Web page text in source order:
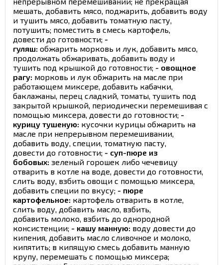
мешать, добавить мясо, поджарить, добавить воду
и тушить мясо, добавить томатную пасту,
потушить; поместить в смесь картофель,
довести до готовности; -
гуляш: обжарить морковь и лук, добавить мясо,
продолжать обжаривать, добавить воду и
тушить под крышкой до готовности; - овощное
рагу: морковь и лук обжарить на масле при
работающем миксере, добавить кабачки,
баклажаны, перец сладкий, томаты, тушить под
закрытой крышкой, периодически перемешивая с
помощью миксера, довести до готовности; -
курицу тушеную: кусочки курицы обжарить на
масле при непрерывном перемешивании,
добавить воду, специи, томатную пасту,
довести до готовности; - суп-пюре из
бобовых: зеленый горошек либо чечевицу
отварить в котле на воде, довести до готовности,
слить воду, взбить овощи с помощью миксера,
добавить специи по вкусу; - пюре
картофельное: картофель отварить в котле,
слить воду, добавить масло, взбить,
добавить молоко, взбить до однородной
консистенции; - кашу манную: воду довести до
кипения, добавить масло сливочное и молоко,
кипятить; в кипящую смесь добавить манную
крупу, перемешать с помощью миксера;